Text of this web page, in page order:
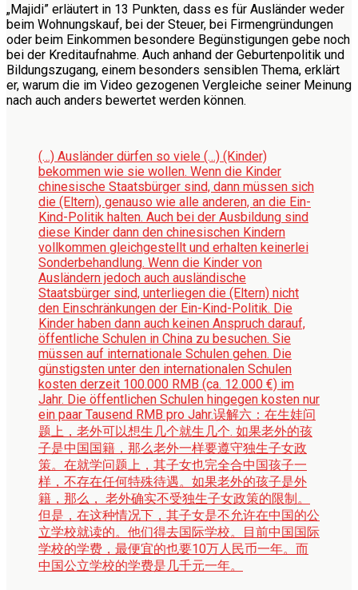
„Majidi” erläutert in 13 Punkten, dass es für Ausländer weder
beim Wohnungskauf, bei der Steuer, bei Firmengründungen
oder beim Einkommen besondere Begünstigungen gebe noch
bei der Kreditaufnahme. Auch anhand der Geburtenpolitik und
Bildungszugang, einem besonders sensiblen Thema, erklärt
er, warum die im Video gezogenen Vergleiche seiner Meinung
nach auch anders bewertet werden können.
(…) Ausländer dürfen so viele (…) (Kinder)
bekommen wie sie wollen. Wenn die Kinder
chinesische Staatsbürger sind, dann müssen sich
die (Eltern), genauso wie alle anderen, an die Ein-
Kind-Politik halten. Auch bei der Ausbildung sind
diese Kinder dann den chinesischen Kindern
vollkommen gleichgestellt und erhalten keinerlei
Sonderbehandlung. Wenn die Kinder von
Ausländern jedoch auch ausländische
Staatsbürger sind, unterliegen die (Eltern) nicht
den Einschränkungen der Ein-Kind-Politik. Die
Kinder haben dann auch keinen Anspruch darauf,
öffentliche Schulen in China zu besuchen. Sie
müssen auf internationale Schulen gehen. Die
günstigsten unter den internationalen Schulen
kosten derzeit 100.000 RMB (ca. 12.000 €) im
Jahr. Die öffentlichen Schulen hingegen kosten nur
ein paar Tausend RMB pro Jahr.误解六：在生娃问
题上，老外可以想生几个就生几个. 如果老外的孩
子是中国国籍，那么老外一样要遵守独生子女政
策。在就学问题上，其子女也完全合中国孩子一
样，不存在任何特殊待遇。如果老外的孩子是外
籍，那么， 老外确实不受独生子女政策的限制。
但是，在这种情况下，其子女是不允许在中国的公
立学校就读的。他们得去国际学校。目前中国国际
学校的学费，最便宜的也要10万人民币一年。而
中国公立学校的学费是几千元一年。